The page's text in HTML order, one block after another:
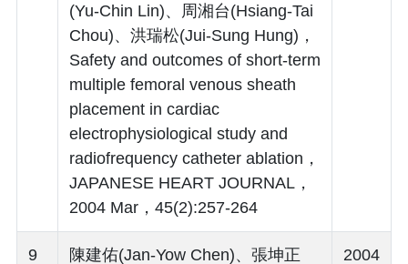
(Yu-Chin Lin)、周湘台(Hsiang-Tai
Chou)、洪瑞松(Jui-Sung Hung)，
Safety and outcomes of short-term
multiple femoral venous sheath
placement in cardiac
electrophysiological study and
radiofrequency catheter ablation，
JAPANESE HEART JOURNAL，
2004 Mar，45(2):257-264
9
陳建佑(Jan-Yow Chen)、張坤正
2004